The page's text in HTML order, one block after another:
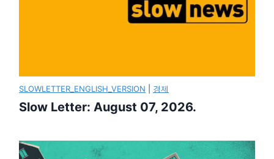
SLOWLETTER_ENGLISH_VERSION 경제
Slow Letter: August 07, 2026.